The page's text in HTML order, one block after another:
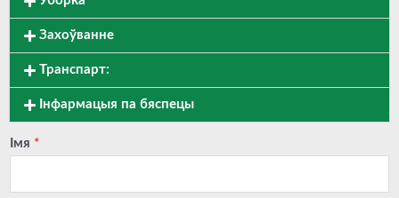
Захоўванне
Транспарт:
Інфармацыя па бяспецы
Імя *